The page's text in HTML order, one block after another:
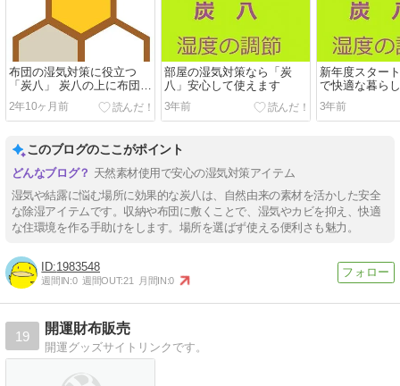
布団の湿気対策に役立つ
「炭八」 炭八の上に布団を
のせる``Sumihachi'' helps
prevent moisture in futons.
Place the futon on top of
2年10ヶ月前
部屋の湿気対策なら「炭
八」安心して使えます
3年前
新年度スター
で快適な暮ら
よう！激おす
3年前
このブログのここがポイント
天然素材使用で安心の湿気対策アイテム
湿気や結露に悩む場所に効果的な炭八は、自然由来の素材を活かした安全
な除湿アイテムです。収納や布団に敷くことで、湿気やカビを抑え、快適
な住環境を作る手助けをします。場所を選ばず使える便利さも魅力。
1983548
週間IN:0 週間OUT:21 月間IN:0
19
開運財布販売
開運グッズサイトリンクです。